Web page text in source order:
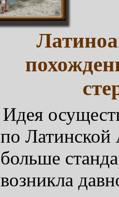
Идея
по Латинской
больше
возникла